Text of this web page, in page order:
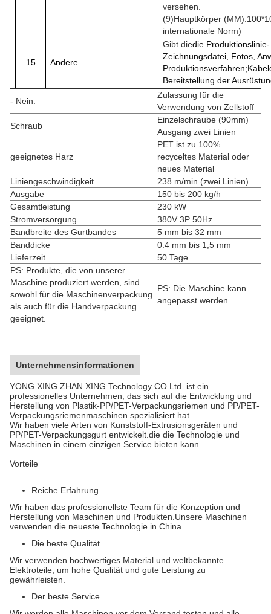
versehen.
(9)Hauptkörper (MM):
internationale Norm)
15 Andere
Gibt diedie Produktionslinie
Zeichnungsdatei, Fotos,
Produktionsverfahren;
Bereitstellung der
- Nein.
Zulassung für die
Verwendung von Zellstoff
Schraub
Einzelschraube (90mm)
Ausgang zwei Linien
geeignetes Harz
PET ist zu 100%
recyceltes Material oder
neues Material
Liniengeschwindigkeit
238 m/min (zwei Linien)
Ausgabe
150 bis 200 kg/h
Gesamtleistung
230 kW
Stromversorgung
380V 3P 50Hz
Bandbreite des Gurtbandes
5 mm bis 32 mm
Banddicke
0.4 mm bis 1,5 mm
Lieferzeit
50 Tage
PS: Produkte, die von unserer
Maschine produziert werden, sind
sowohl für die Maschinenverpackung
als auch für die Handverpackung
geeignet.
PS: Die Maschine kann
angepasst werden.
Unternehmensinformationen
YONG XING ZHAN XING Technology CO.Ltd. ist ein
professionelles Unternehmen, das sich auf die Entwicklung und
Herstellung von Plastik-PP/PET-Verpackungsriemen und PP/PET-
Verpackungsriemenmaschinen spezialisiert hat.
Wir haben viele Arten von Kunststoff-Extrusionsgeräten und
PP/PET-Verpackungsgurt entwickelt.die die Technologie und
Maschinen in einem einzigen Service bieten kann.
Vorteile
Reiche Erfahrung
Wir haben das professionellste Team für die Konzeption und
Herstellung von Maschinen und Produkten.Unsere Maschinen
verwenden die neueste Technologie in China..
Die beste Qualität
Wir verwenden hochwertiges Material und weltbekannte
Elektroteile, um hohe Qualität und gute Leistung zu
gewährleisten.
Der beste Service